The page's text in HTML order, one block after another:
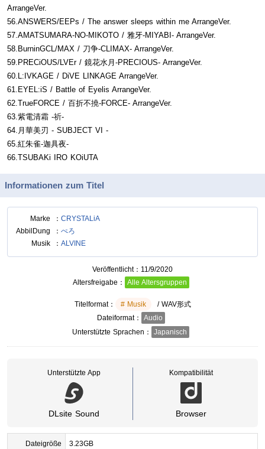
ArrangeVer.
56.ANSWERS/EEPs / The answer sleeps within me ArrangeVer.
57.AMATSUMARA-NO-MIKOTO / 雅牙-MIYABI- ArrangeVer.
58.BurninGCL/MAX / 刀争-CLIMAX- ArrangeVer.
59.PRECiOUS/LVEr / 鏡花水月-PRECIOUS- ArrangeVer.
60.L:IVKAGE / DiVE LINKAGE ArrangeVer.
61.EYEL:iS / Battle of Eyelis ArrangeVer.
62.TrueFORCE / 百折不撓-FORCE- ArrangeVer.
63.紫電清霜 -祈-
64.月華美刃 - SUBJECT VI -
65.紅朱雀-迦具夜-
66.TSUBAKi IRO KOiUTA
Informationen zum Titel
Marke
CRYSTALiA
AbbilDung
ぺろ
Musik
ALVINE
Veröffentlicht
11/9/2020
Altersfreigabe
Alle Altersgruppen
Titelformat Musik
/ WAV形式
Dateiformat
Audio
Unterstützte Sprachen
Japanisch
Unterstützte App
DLsite Sound
Kompatibilität
Browser
Dateigröße 3.23GB